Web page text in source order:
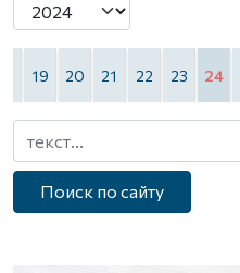
19 20 21 22 23 24
Поиск по сайту